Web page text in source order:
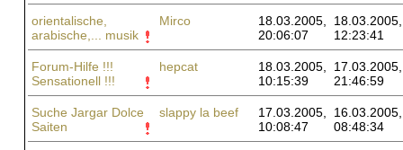
orientalische,
arabische,... musik
Mirco
18.03.2005,
20:06:07
18.03.2005,
12:23:41
Forum-Hilfe !!!
Sensationell !!!
hepcat
18.03.2005,
10:15:39
17.03.2005,
21:46:59
Suche Jargar Dolce
Saiten
slappy la beef
17.03.2005,
10:08:47
16.03.2005,
08:48:34